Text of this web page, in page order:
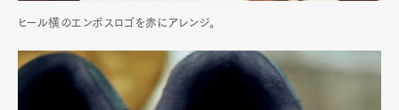
ヒール横のエンボスロゴを赤にアレンジ。